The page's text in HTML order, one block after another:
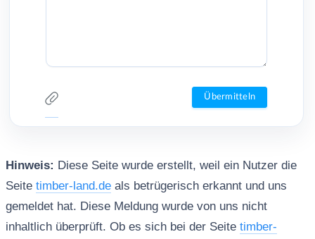
Hinweis: Diese Seite wurde erstellt, weil ein Nutzer die
Seite timber-land.deals betrügerisch erkannt und uns
gemeldet hat. Diese Meldung wurde von uns nicht
inhaltlich überprüft. Ob es sich bei der Seite timber-